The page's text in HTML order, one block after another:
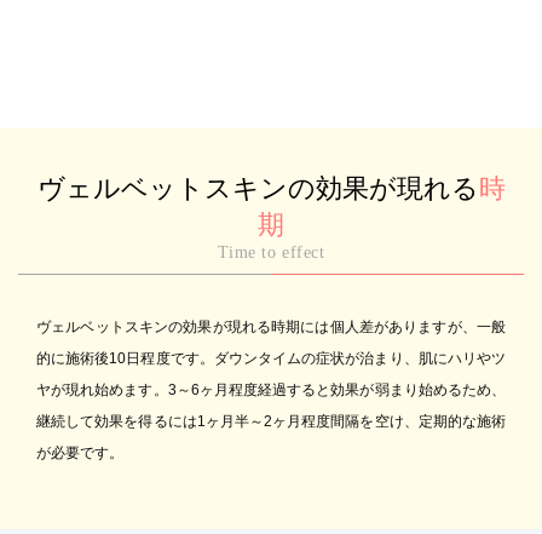
ヴェルベットスキンの効果が現れる 時
期
Time to effect
ヴェルベットスキンの効果が現れる時期には個人差がありますが、一般
的に施術後10日程度です。ダウンタイムの症状が治まり、肌にハリやツ
ヤが現れ始めます。3～6ヶ月程度経過すると効果が弱まり始めるため、
継続して効果を得るには1ヶ月半～2ヶ月程度間隔を空け、定期的な施術
が必要です。